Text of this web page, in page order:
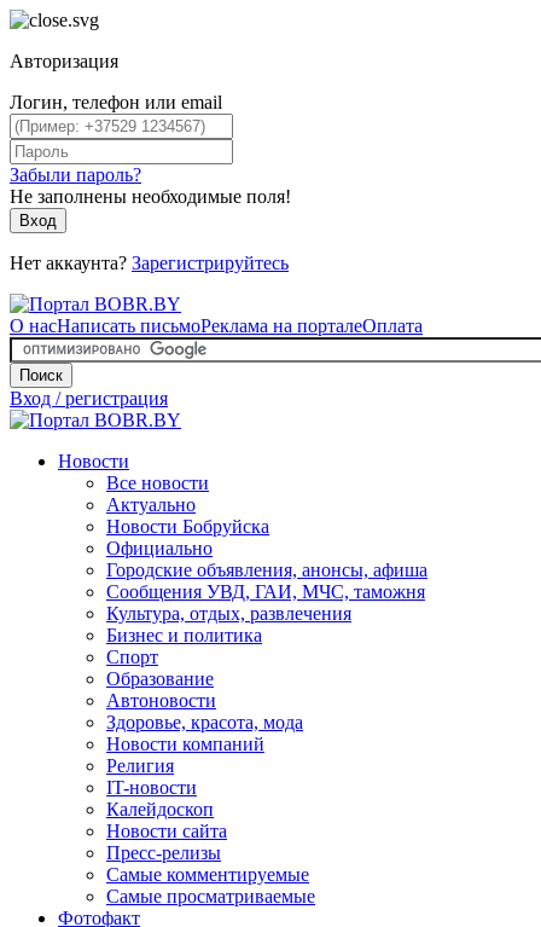
Авторизация
Логин, телефон или email
Забыли пароль?
Не заполнены необходимые поля!
Вход
Нет аккаунта? Зарегистрируйтесь
О насНаписать письмоРеклама на порталеОплата
Поиск
Вход / регистрация
Новости
Все новости
Актуально
Новости Бобруйска
Официально
Городские объявления, анонсы, афиша
Сообщения УВД, ГАИ, МЧС, таможня
Культура, отдых, развлечения
Бизнес и политика
Спорт
Образование
Автоновости
Здоровье, красота, мода
Новости компаний
Религия
IT-новости
Калейдоскоп
Новости сайта
Пресс-релизы
Самые комментируемые
Самые просматриваемые
Фотофакт